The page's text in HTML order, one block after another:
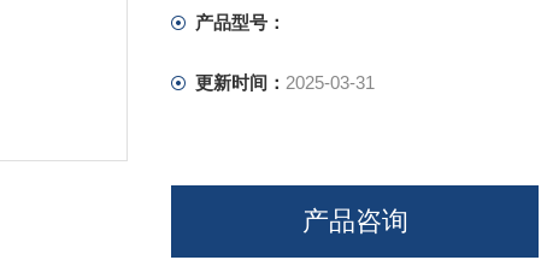
产品型号：
更新时间： 2025-03-31
产品咨询